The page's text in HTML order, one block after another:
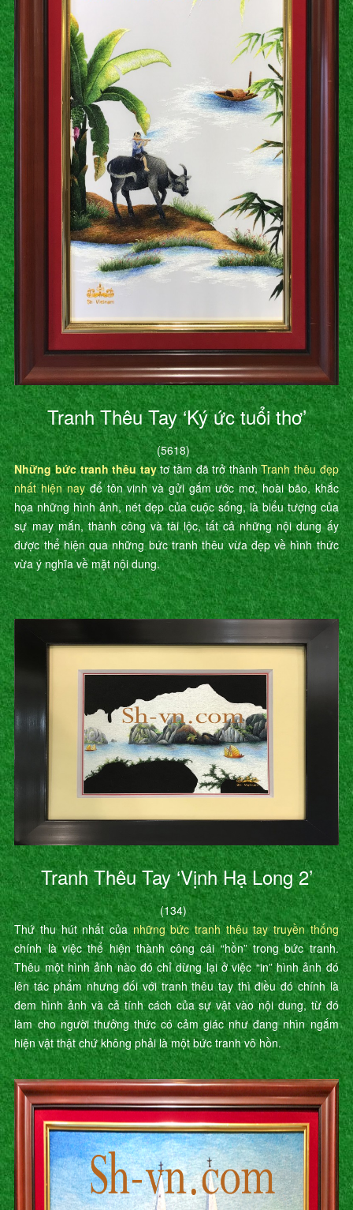
Tranh Thêu Tay ‘Ký ức tuổi thơ’
(5618)
Những bức tranh thêu taytơ tằm đã trở thànhTranh thêu đẹp
nhất hiện nayđể tôn vinh và gửi gắm ước mơ, hoài bão, khắc
họa những hình ảnh, nét đẹp của cuộc sống, là biểu tượng của
sự may mắn, thành công và tài lộc, tất cả những nội dung ấy
được thể hiện qua những bức tranh thêu vừa đẹp về hình thức
vừa ý nghĩa về mặt nội dung.
Tranh Thêu Tay ‘Vịnh Hạ Long 2’
(134)
Thứ thu hút nhất củanhững bức tranh thêu tay truyền thống
chính là việc thể hiện thành công cái “hồn” trong bức tranh.
Thêu một hình ảnh nào đó chỉ dừng lại ở việc “in” hình ảnh đó
lên tác phẩm nhưng đối với tranh thêu tay thì điều đó chính là
đem hình ảnh và cả tính cách của sự vật vào nội dung, từ đó
làm cho người thưởng thức có cảm giác như đang nhìn ngắm
hiện vật thật chứ không phải là một bức tranh vô hồn.